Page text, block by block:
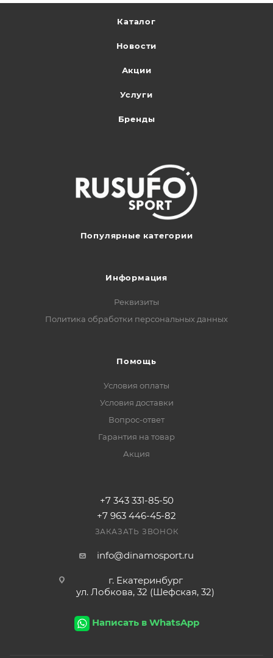
Каталог
Новости
Акции
Услуги
Бренды
Популярные категории
Информация
Реквизиты
Политика обработки персональных данных
Помощь
Условия оплаты
Условия доставки
Вопрос-ответ
Гарантия на товар
Акция
+7 343 331-85-50
+7 963 446-45-82
ЗАКАЗАТЬ ЗВОНОК
info@dinamosport.ru
г. Екатеринбург
ул. Лобкова, 32 (Шефская, 32)
Написать в WhatsApp